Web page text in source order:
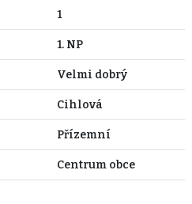
1
1. NP
Velmi dobrý
Cihlová
Přízemní
Centrum obce